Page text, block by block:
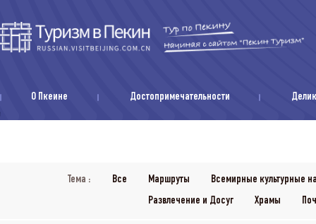
О Пкеине Достопримечательности
Тема : Все Маршруты
Всемирные культурные
Развлечение и Досуг
Храмы